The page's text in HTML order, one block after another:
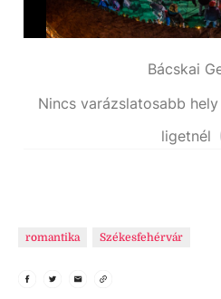
Bácskai
Nincs varázslatosabb
ligetnél
romantika Székesfehérvár